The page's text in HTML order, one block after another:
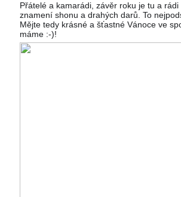
Přátelé a kamarádi, závěr roku je tu a
znamení shonu a drahých darů. To
Mějte tedy krásné a šťastné Vánoce ve
máme :-)!